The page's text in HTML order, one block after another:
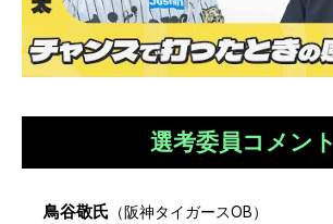
選考委員コメント
鳥谷敬氏 （阪神タイガースOB）